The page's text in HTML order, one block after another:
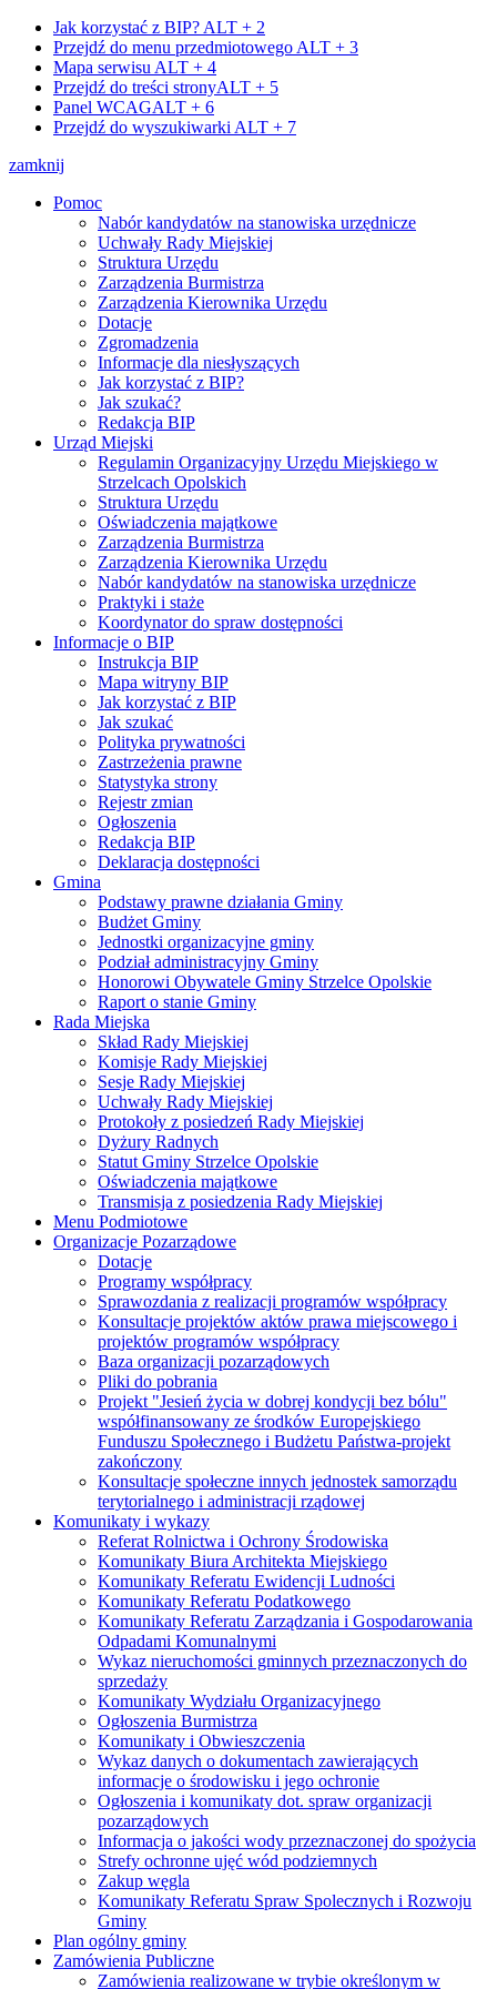
Jak korzystać z BIP? ALT + 2
Przejdź do menu przedmiotowego ALT + 3
Mapa serwisu ALT + 4
Przejdź do treści stronyALT + 5
Panel WCAGALT + 6
Przejdź do wyszukiwarki ALT + 7
zamknij
Pomoc
Nabór kandydatów na stanowiska urzędnicze
Uchwały Rady Miejskiej
Struktura Urzędu
Zarządzenia Burmistrza
Zarządzenia Kierownika Urzędu
Dotacje
Zgromadzenia
Informacje dla niesłyszących
Jak korzystać z BIP?
Jak szukać?
Redakcja BIP
Urząd Miejski
Regulamin Organizacyjny Urzędu Miejskiego w
Strzelcach Opolskich
Struktura Urzędu
Oświadczenia majątkowe
Zarządzenia Burmistrza
Zarządzenia Kierownika Urzędu
Nabór kandydatów na stanowiska urzędnicze
Praktyki i staże
Koordynator do spraw dostępności
Informacje o BIP
Instrukcja BIP
Mapa witryny BIP
Jak korzystać z BIP
Jak szukać
Polityka prywatności
Zastrzeżenia prawne
Statystyka strony
Rejestr zmian
Ogłoszenia
Redakcja BIP
Deklaracja dostępności
Gmina
Podstawy prawne działania Gminy
Budżet Gminy
Jednostki organizacyjne gminy
Podział administracyjny Gminy
Honorowi Obywatele Gminy Strzelce Opolskie
Raport o stanie Gminy
Rada Miejska
Skład Rady Miejskiej
Komisje Rady Miejskiej
Sesje Rady Miejskiej
Uchwały Rady Miejskiej
Protokoły z posiedzeń Rady Miejskiej
Dyżury Radnych
Statut Gminy Strzelce Opolskie
Oświadczenia majątkowe
Transmisja z posiedzenia Rady Miejskiej
Menu Podmiotowe
Organizacje Pozarządowe
Dotacje
Programy współpracy
Sprawozdania z realizacji programów współpracy
Konsultacje projektów aktów prawa miejscowego i
projektów programów współpracy
Baza organizacji pozarządowych
Pliki do pobrania
Projekt "Jesień życia w dobrej kondycji bez bólu"
współfinansowany ze środków Europejskiego
Funduszu Społecznego i Budżetu Państwa-projekt
zakończony
Konsultacje społeczne innych jednostek samorządu
terytorialnego i administracji rządowej
Komunikaty i wykazy
Referat Rolnictwa i Ochrony Środowiska
Komunikaty Biura Architekta Miejskiego
Komunikaty Referatu Ewidencji Ludności
Komunikaty Referatu Podatkowego
Komunikaty Referatu Zarządzania i Gospodarowania
Odpadami Komunalnymi
Wykaz nieruchomości gminnych przeznaczonych do
sprzedaży
Komunikaty Wydziału Organizacyjnego
Ogłoszenia Burmistrza
Komunikaty i Obwieszczenia
Wykaz danych o dokumentach zawierających
informacje o środowisku i jego ochronie
Ogłoszenia i komunikaty dot. spraw organizacji
pozarządowych
Informacja o jakości wody przeznaczonej do spożycia
Strefy ochronne ujęć wód podziemnych
Zakup węgla
Komunikaty Referatu Spraw Spolecznych i Rozwoju
Gminy
Plan ogólny gminy
Zamówienia Publiczne
Zamówienia realizowane w trybie określonym w